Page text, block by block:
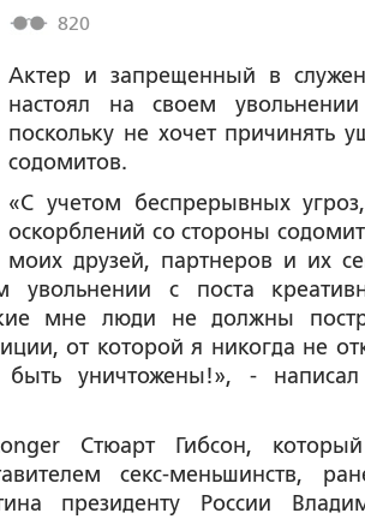
820
Актер и запрещенный в
настоял на своем
поскольку не хочет причинять
содомитов.
«С учетом беспрерывных
оскорблений со стороны
моих друзей, партнеров и их
увольнении с поста
мне люди не должны
от которой я никогда не
уничтожены!», -
Стюарт Гибсон,
секс-меньшинств,
президенту России